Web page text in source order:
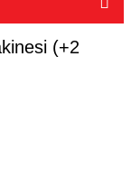
(+2